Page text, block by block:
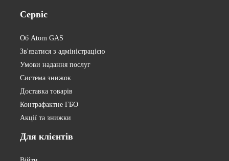
Сервіс
Об Atom GAS
Зв'язатися з адміністрацією
Умови надання послуг
Система знижок
Доставка товарів
Контрафактне ГБО
Акції та знижки
Для клієнтів